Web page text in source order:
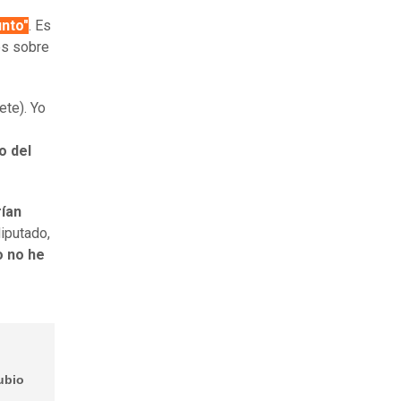
. Es
sobre
Yo
del
no he